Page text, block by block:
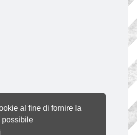
al fine di fornire la
possibile